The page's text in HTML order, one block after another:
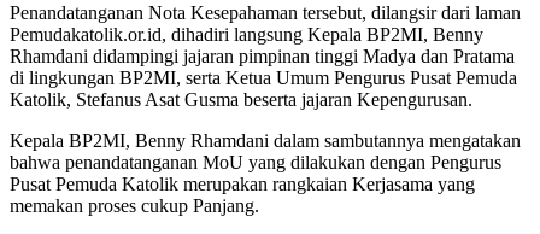
Penandatanganan Nota Kesepahaman tersebut, dilangsir dari laman
Pemudakatolik.or.id, dihadiri langsung Kepala BP2MI, Benny
Rhamdani didampingi jajaran pimpinan tinggi Madya dan Pratama
di lingkungan BP2MI, serta Ketua Umum Pengurus Pusat Pemuda
Katolik, Stefanus Asat Gusma beserta jajaran Kepengurusan.
Kepala BP2MI, Benny Rhamdani dalam sambutannya mengatakan
bahwa penandatanganan MoU yang dilakukan dengan Pengurus
Pusat Pemuda Katolik merupakan rangkaian Kerjasama yang
memakan proses cukup Panjang.